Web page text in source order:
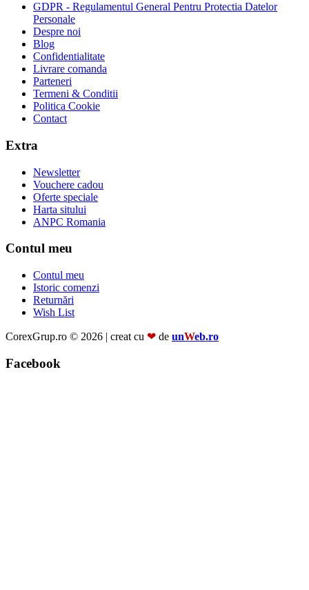
GDPR - Regulamentul General Pentru Protectia Datelor
Personale
Despre noi
Blog
Confidentialitate
Livrare comanda
Parteneri
Termeni & Conditii
Politica Cookie
Contact
Extra
Newsletter
Vouchere cadou
Oferte speciale
Harta sitului
ANPC Romania
Contul meu
Contul meu
Istoric comenzi
Returnări
Wish List
CorexGrup.ro © 2026 | creat cu ❤ de unWeb.ro
Facebook